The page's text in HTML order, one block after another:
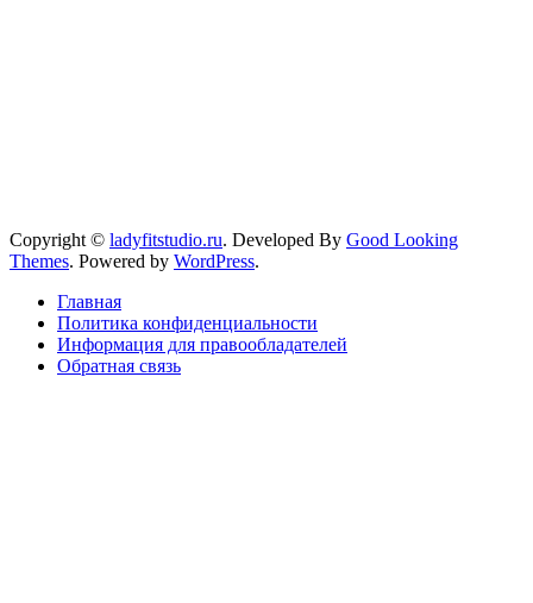
Copyright © ladyfitstudio.ru. Developed By Good Looking
Themes. Powered by WordPress.
Главная
Политика конфиденциальности
Информация для правообладателей
Обратная связь